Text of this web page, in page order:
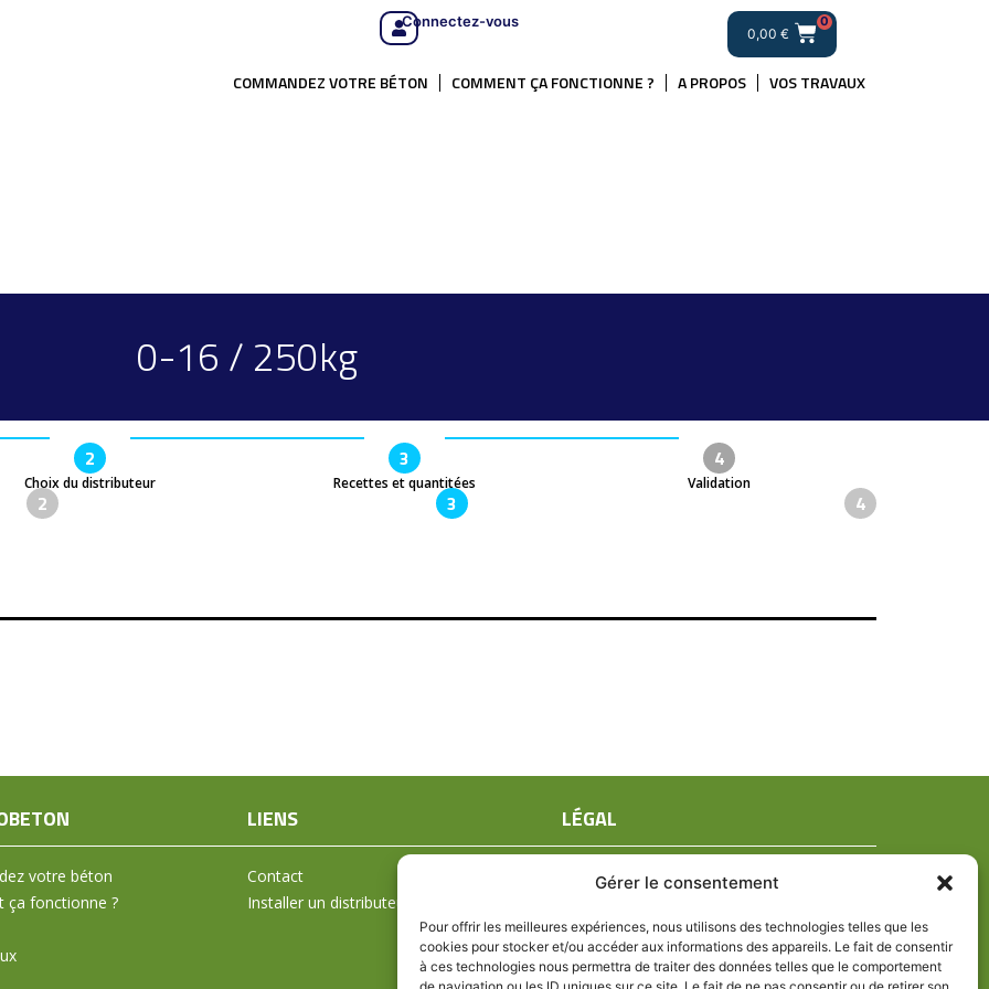
Gérer le consentement
Pour offrir les meilleures expériences, nous utilisons des technologies telles que les
cookies pour stocker et/ou accéder aux informations des appareils. Le fait de consentir
à ces technologies nous permettra de traiter des données telles que le comportement
Connectez-vous
0,00 €
0
COMMANDEZ VOTRE BÉTON COMMENT ÇA FONCTIONNE ? A PROPOS VOS TRAVAUX
0-16 / 250kg
2
Choix du distributeur
3
Recettes et quantitées
4
Validation
2 3 4
votre béton
ça fonctionne ?
LIENS
Contact
Installer un distributeur
LÉGAL
Mentions légales
Politique de confidentialité
Politique de cookies (UE)